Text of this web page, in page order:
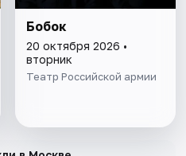
Бобок
20 октября 2026 •
вторник
Театр Российской армии